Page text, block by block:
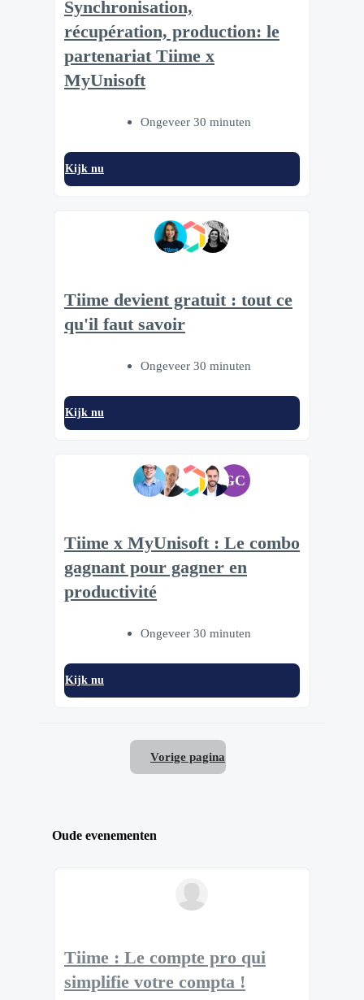
Synchronisation,
récupération, production: le
partenariat Tiime x
MyUnisoft
Ongeveer 30 minuten
Kijk nu
Tiime devient gratuit : tout ce
qu'il faut savoir
Ongeveer 30 minuten
Kijk nu
GC
Tiime x MyUnisoft : Le combo
gagnant pour gagner en
productivité
Ongeveer 30 minuten
Kijk nu
Vorige pagina
Oude evenementen
Tiime : Le compte pro qui
simplifie votre compta !